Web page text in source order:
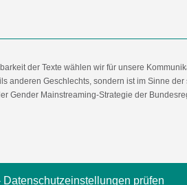
der Texte wählen wir für unsere
Geschlechts, sondern ist im Sinne
Gender Mainstreaming-Strategie der
Datenschutzeinstellungen prüfen